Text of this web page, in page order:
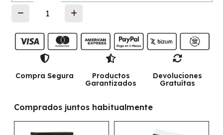
Compra Segura
Productos
Garantizados
Devoluciones
Gratuítas
Comprados juntos habitualmente